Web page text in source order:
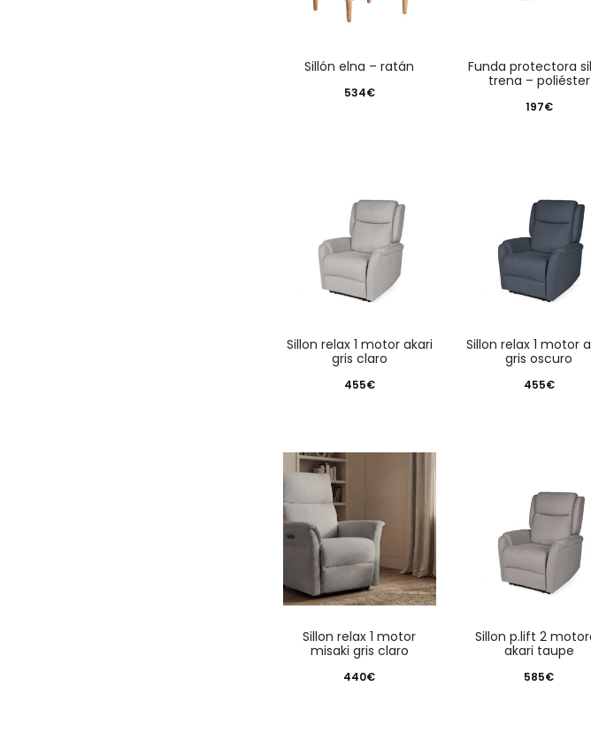
sillón elna – ratán
534€
funda protectora sillón
trena – poliéster
197€
sillon relax 1 motor akari
gris claro
455€
sillon relax 1 motor akari
gris oscuro
455€
sillon relax 1 motor
misaki gris claro
440€
sillon p.lift 2 motores
akari taupe
585€